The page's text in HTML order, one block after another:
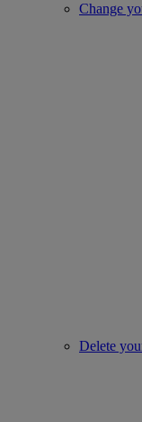
Change
Delete